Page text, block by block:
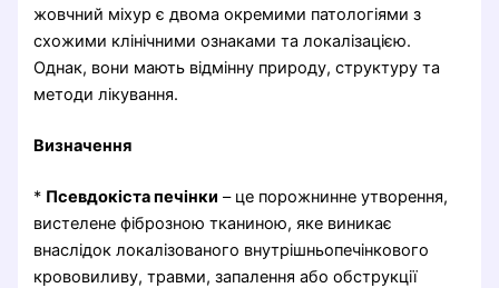
жовчний міхур є двома окремими патологіями з
схожими клінічними ознаками та локалізацією.
Однак, вони мають відмінну природу, структуру та
методи лікування.
Визначення
* Псевдокіста печінки – це порожнинне утворення,
вистелене фіброзною тканиною, яке виникає
внаслідок локалізованого внутрішньопечінкового
крововиливу, травми, запалення або обструкції